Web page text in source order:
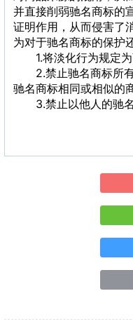
并直接削弱驰名商标的
证明作用，从而侵害了
为对于驰名商标的保护
1.将淡化行为规定
2.禁止驰名商标所
驰名商标相同或相似的
3.禁止以他人的驰